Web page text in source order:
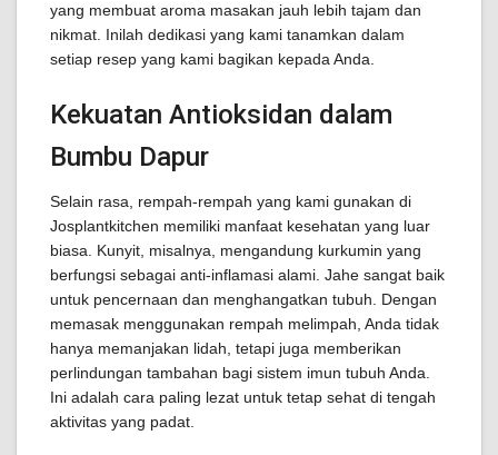
yang membuat aroma masakan jauh lebih tajam dan
nikmat. Inilah dedikasi yang kami tanamkan dalam
setiap resep yang kami bagikan kepada Anda.
Kekuatan Antioksidan dalam
Bumbu Dapur
Selain rasa, rempah-rempah yang kami gunakan di
Josplantkitchen memiliki manfaat kesehatan yang luar
biasa. Kunyit, misalnya, mengandung kurkumin yang
berfungsi sebagai anti-inflamasi alami. Jahe sangat baik
untuk pencernaan dan menghangatkan tubuh. Dengan
memasak menggunakan rempah melimpah, Anda tidak
hanya memanjakan lidah, tetapi juga memberikan
perlindungan tambahan bagi sistem imun tubuh Anda.
Ini adalah cara paling lezat untuk tetap sehat di tengah
aktivitas yang padat.